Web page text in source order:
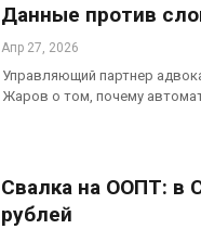
Данные против
Апр 27, 2026
Управляющий партнер
Жаров о том, почему
Свалка на ООПТ: в
рублей